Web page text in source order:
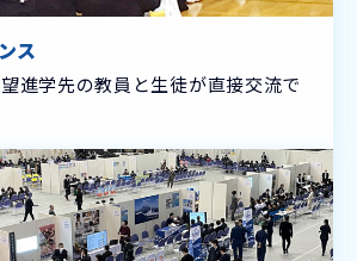
ス
進学先の教員と生徒が直接交流で